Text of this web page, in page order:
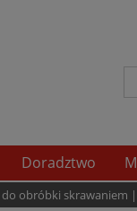
Doradztwo
obróbki skrawaniem